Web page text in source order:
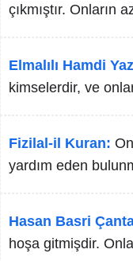
çıkmıştır. Onların
Elmalılı Hamdi
kimselerdir, ve
Fizilal-il Kuran:
yardım eden
Hasan Basri
hoşa gitmişdir.